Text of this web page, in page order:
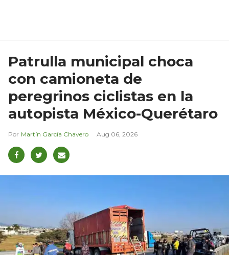
Patrulla municipal choca
con camioneta de
peregrinos ciclistas en la
autopista México-Querétaro
Martín García Chavero Aug 06, 2026